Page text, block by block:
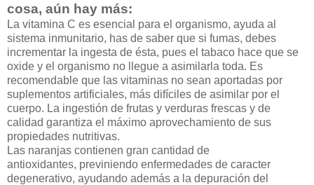
cosa, aún hay más:
La vitamina C es esencial para el organismo, ayuda al
sistema inmunitario, has de saber que si fumas, debes
incrementar la ingesta de ésta, pues el tabaco hace que se
oxide y el organismo no llegue a asimilarla toda. Es
recomendable que las vitaminas no sean aportadas por
suplementos artificiales, más difíciles de asimilar por el
cuerpo. La ingestión de frutas y verduras frescas y de
calidad garantiza el máximo aprovechamiento de sus
propiedades nutritivas.
Las naranjas contienen gran cantidad de
antioxidantes, previniendo enfermedades de caracter
degenerativo, ayudando además a la depuración del